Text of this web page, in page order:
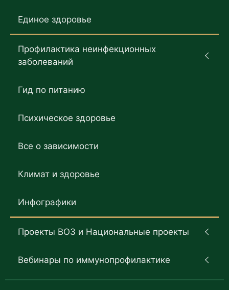
Единое здоровье
Профилактика неинфекционных
заболеваний
Гид по питанию
Психическое здоровье
Все о зависимости
Климат и здоровье
Инфографики
Проекты ВОЗ и Национальные проекты
Вебинары по иммунопрофилактике